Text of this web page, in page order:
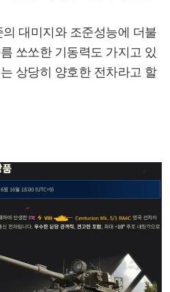
대미지와 조준성능에 더불
쏘쏘한 기동력도 가지고 있
상당히 양호한 전차라고 할